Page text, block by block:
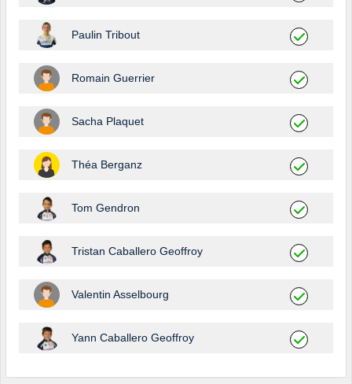
Paulin Tribout
Romain Guerrier
Sacha Plaquet
Théa Berganz
Tom Gendron
Tristan Caballero Geoffroy
Valentin Asselbourg
Yann Caballero Geoffroy